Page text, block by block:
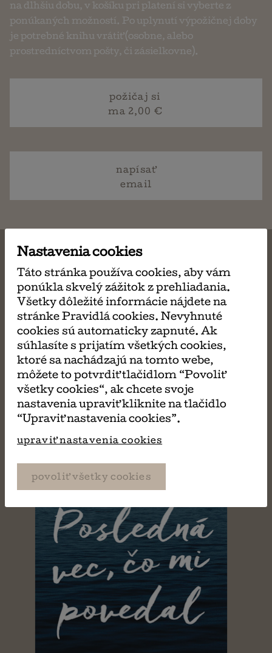
na dlhšiu dobu, v košíku pri platení si vyberte z
ponúkaných možností. Po uplynutí výpožičnej doby
je potrebné knihu vrátiť (osobne, alebo
prostredníctvom pošty, či zásielkovne).
požičaj si
ma 2,00 €
napísať
email
MÔŽE SA VÁM TIEŽ
PÁČIŤ
Nastavenia cookies
Táto stránka používa cookies, aby vám
ponúkla skvelý zážitok z prehliadania.
Všetky dôležité informácie nájdete na
stránke Pravidlá cookies. Nevyhnuté
cookies sú automaticky zapnuté. Ak
súhlasíte s prijatím všetkých cookies,
ktoré sa nachádzajú na tomto webe,
môžete to potvrdiť tlačidlom “Povoliť
všetky cookies“, ak chcete svoje
nastavenia upraviť kliknite na tlačidlo
“Upraviť nastavenia cookies”.
upraviť nastavenia cookies
povoliť všetky cookies